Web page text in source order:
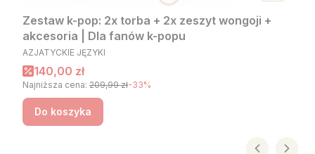
Zestaw k-pop: 2x torba + 2x zeszyt wongoji +
akcesoria | Dla fanów k-popu
PRODUCENT
AZJATYCKIE JĘZYKI
Cena promocyjna
140,00 zł
Najniższa cena: 209,99 zł-33%
Do koszyka